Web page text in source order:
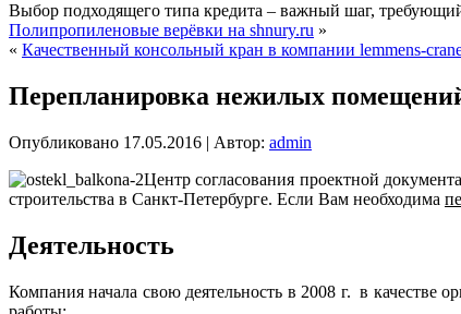
Выбор подходящего типа кредита – важный шаг,
Полипропиленовые верёвки на shnury.ru »
« Качественный консольный кран в компании lemmens-
Перепланировка нежилых
Опубликовано 17.05.2016 | Автор: admin
Центр согласования проектной
строительства в Санкт-Петербурге. Если Вам необходима
Деятельность
Компания начала свою деятельность в 2008 г. в качестве